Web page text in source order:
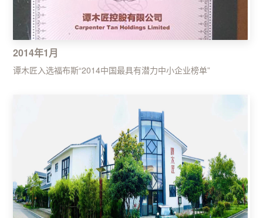
2014年1月
谭木匠入选福布斯“2014中国最具有潜力中小企业榜单”